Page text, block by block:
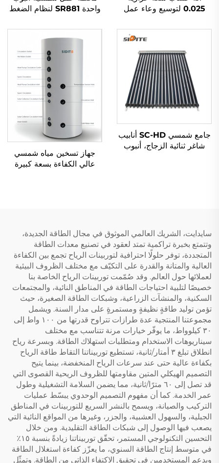
0.025 لتوسيع وعاء عمل
لأنظمة مبادل حراري مزدوجة
من البلاستيك
واحدة SR881 لنظام الضغط
جامع شمسي SC-HD أنابيب
شاغر ثنائية الزجاج، أنبوب
جهاز تسخين مياه شمسي
عالي الكفاءة بسعة كبيرة
سايدايت، الشريك العالمي الموثوق في مجال الطاقة الجديدة،
وتتمتع بخبرة تراكمية تمتد لعقود في تصنيع معدات الطاقة
المتجددة، توفر حلولًا احترافية لتوربينات الرياح تجمع بين الكفاءة
العالية والمتانة والقدرة على التكيّف مع مختلف الظروف البيئية
لعملائها حول العالم. وقد صُمّمت توربينات الرياح الخاصة بنا
خصيصًا لتلبية احتياجات الطاقة في المناطق النائية، والمجتمعات
السكنية، والمنشآت الزراعية، وشبكات الطاقة الصغيرة، حيث
تؤمن توليد طاقةٍ نظيفةٍ ومستمرةٍ على مدار السنة. ويشمل
مجموعتنا المنتجية عدة طرازات تتراوح قدرتها من ١٠٠ واط إلى
٣٠ كيلوواط، ما يوفّر خيارات مرنة تتناسب مع مختلف
سيناريوهات الاستخدام ومتطلبات استهلاك الطاقة. وبسرعة رياح
انطلاق تبلغ ٣ أمتار/ثانية، تستطيع توربيناتنا التقاط طاقة الرياح
بكفاءة عالية حتى عند سرعات الرياح المنخفضة، بينما يتيح
التصميم الهيكلي المتين مقاومتها للظروف الريحية القصوى التي
قد تصل إلى ٦٠ مترًا/ثانية، مما يضمن السلامة التشغيلية وطول
عمر الخدمة. كما أن مفهوم التصميم الوحدوي يبسّط عمليات
التركيب والصيانة، ويسمح بالنشر السريع للتوربينات في المناطق
الجبلية، والسهول العشبية، والجزر، وغيرها من المواقع النائية التي
يصعب فيها الوصول إلى شبكات الطاقة التقليدية. ومن خلال
التحسين التكنولوجي المستمر، تحقّق توربيناتنا زيادةً بنسبة ١٥٪
في متوسط إنتاج الطاقة السنوي، ما يعزّز كفاءة استغلال الطاقة
ويدعم المستخدمين في تحقيق الاكتفاء الذاتي من الطاقة. وتمثّل